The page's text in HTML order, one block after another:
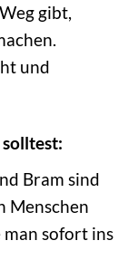
gibt,
und
solltest:
Bram sind
Menschen
man sofort ins